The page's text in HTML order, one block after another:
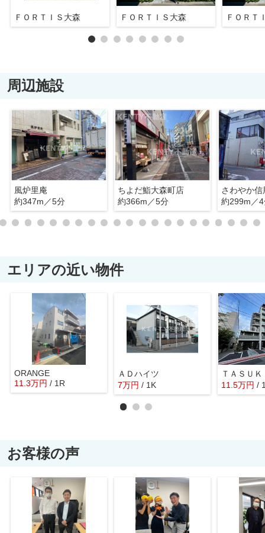
ＦＯＲＴＩＳ大森 ＦＯＲＴＩＳ大森 ＦＯＲＴ
周辺施設
風炉里庵
約347m／5分
ちよだ鮨大森町店
約366m／5分
約299m／
エリアの近い物件
ORANGE
11.3万円 / 1R
ＡＤハイツ
7万円 / 1K 11.5万円 /
お客様の声